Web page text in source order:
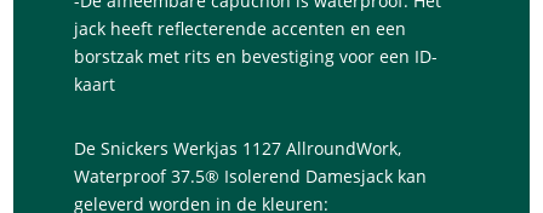
jack heeft reflecterende accenten en een
borstzak met rits en bevestiging voor een ID-
kaart
De Snickers Werkjas 1127 AllroundWork,
Waterproof 37.5® Isolerend Damesjack kan
geleverd worden in de kleuren: